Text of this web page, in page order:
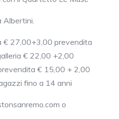
€ 27,00+3,00 prevendita
€ 22,00 +2,00
€ 15,00 + 2,00
fino a 14 anni
o